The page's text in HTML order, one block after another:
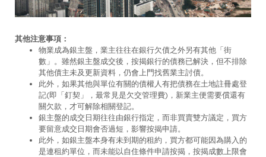
其他注意事項：
物業成為銀主盤，業主往往在銀行欠債之外另有其他「街
數」。雖然銀主盤成交後，按揭銀行的債務已解決，但不排除
其他債主未及更新資料，仍會上門找舊業主討債。
此外，如果其他與單位有關的債權人有把債務在土地註冊處登
記(即「釘契」，最常見是欠交管理費)，新業主便需要償還有
關欠款，才可解除相關登記。
銀主盤的成交日期往往由銀行指定，而非買賣雙方議定，買方
要留意成交日期會否過短，影響按揭申請。
此外，如銀主盤本身有未到期的租約，買方都可能因為購入的
是連租約單位，而未能以自住條件申請按揭，按揭成數上限會